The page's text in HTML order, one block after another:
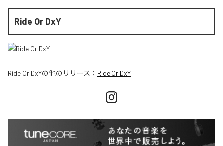
Ride Or DxY
Ride Or DxYの他のリリース： Ride Or DxY